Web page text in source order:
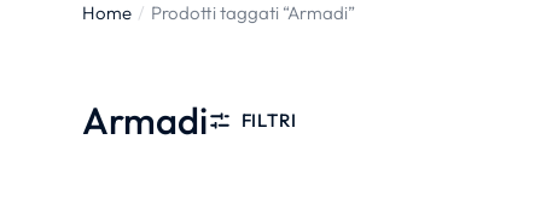
Tu sei qui:
Home Prodotti taggati “Armadi”
Armadi FILTRI